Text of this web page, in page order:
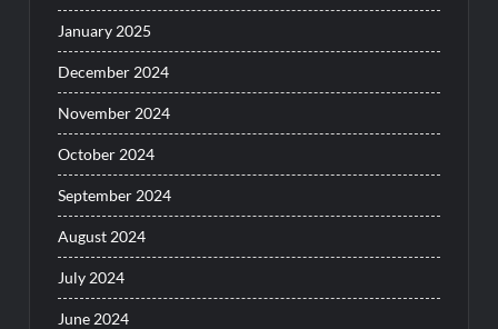
January 2025
December 2024
November 2024
October 2024
September 2024
August 2024
July 2024
June 2024